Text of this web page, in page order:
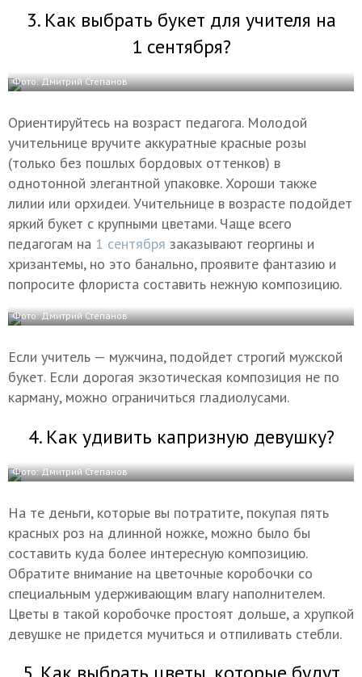
3. Как выбрать букет для учителя на
1 сентября?
Фото: Дмитрий Степанов
Ориентируйтесь на возраст педагога. Молодой
учительнице вручите аккуратные красные розы
(только без пошлых бордовых оттенков) в
однотонной элегантной упаковке. Хороши также
лилии или орхидеи. Учительнице в возрасте подойдет
яркий букет с крупными цветами. Чаще всего
педагогам на 1 сентября заказывают георгины и
хризантемы, но это банально, проявите фантазию и
попросите флориста составить нежную композицию.
Фото: Дмитрий Степанов
Если учитель — мужчина, подойдет строгий мужской
букет. Если дорогая экзотическая композиция не по
карману, можно ограничиться гладиолусами.
4. Как удивить капризную девушку?
Фото: Дмитрий Степанов
На те деньги, которые вы потратите, покупая пять
красных роз на длинной ножке, можно было бы
составить куда более интересную композицию.
Обратите внимание на цветочные коробочки со
специальным удерживающим влагу наполнителем.
Цветы в такой коробочке простоят дольше, а хрупкой
девушке не придется мучиться и отпиливать стебли.